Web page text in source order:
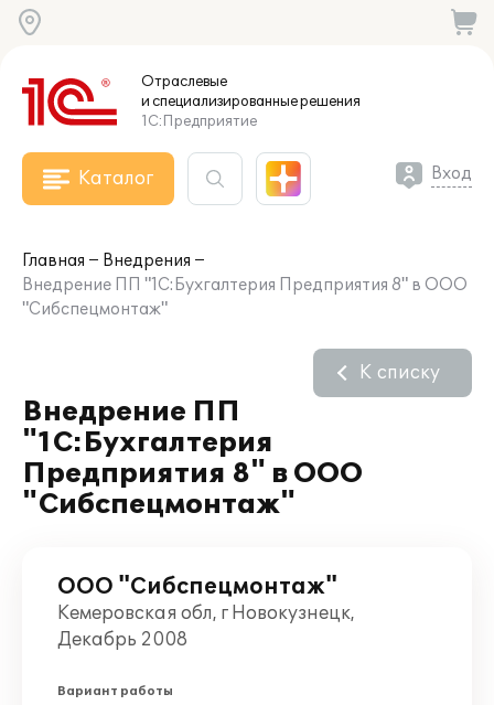
Отраслевые
и специализированныерешения
1С:Предприятие
Каталог Вход
Главная
Внедрения
Внедрение ПП "1С:Бухгалтерия Предприятия 8" в ООО
"Сибспецмонтаж"
Внедрение ПП
"1С:Бухгалтерия
Предприятия 8" в ООО
"Сибспецмонтаж"
К списку
ООО "Сибспецмонтаж"
Кемеровская обл, г Новокузнецк,
Декабрь 2008
Вариант работы